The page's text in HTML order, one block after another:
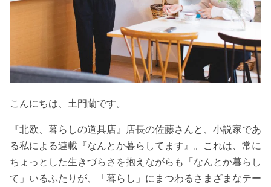
こんにちは、土門蘭です。
『北欧、暮らしの道具店』店長の佐藤さんと、小説家であ
る私による連載『なんとか暮らしてます』。これは、常に
ちょっとした生きづらさを抱えながらも「なんとか暮らし
て」いるふたりが、「暮らし」にまつわるさまざまなテー